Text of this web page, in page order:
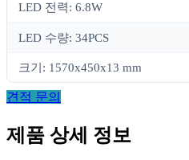
LED 전력: 6.8W
LED 수량: 34PCS
크기: 1570x450x13 mm
견적 문의
제품 상세 정보